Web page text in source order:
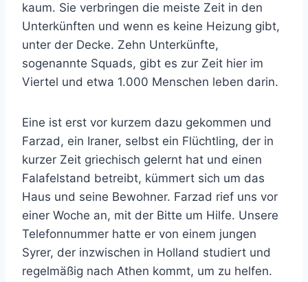
kaum. Sie verbringen die meiste Zeit in den
Unterkünften und wenn es keine Heizung gibt,
unter der Decke. Zehn Unterkünfte,
sogenannte Squads, gibt es zur Zeit hier im
Viertel und etwa 1.000 Menschen leben darin.
Eine ist erst vor kurzem dazu gekommen und
Farzad, ein Iraner, selbst ein Flüchtling, der in
kurzer Zeit griechisch gelernt hat und einen
Falafelstand betreibt, kümmert sich um das
Haus und seine Bewohner. Farzad rief uns vor
einer Woche an, mit der Bitte um Hilfe. Unsere
Telefonnummer hatte er von einem jungen
Syrer, der inzwischen in Holland studiert und
regelmäßig nach Athen kommt, um zu helfen.